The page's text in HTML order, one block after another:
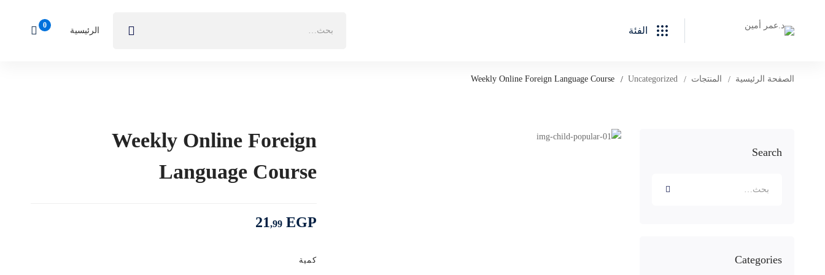
الفئة
عن:
الرئيسية
الصفحة الرئيسية المنتجات Uncategorized
Weekly Online Foreign Language Course
Search
Categories
Weekly Online Foreign
Language Course
21,99 EGP
كمية